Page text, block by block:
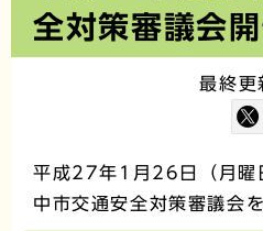
か
全対策審議会
最終
平成27年1月26日（月曜
中市交通安全対策審議会